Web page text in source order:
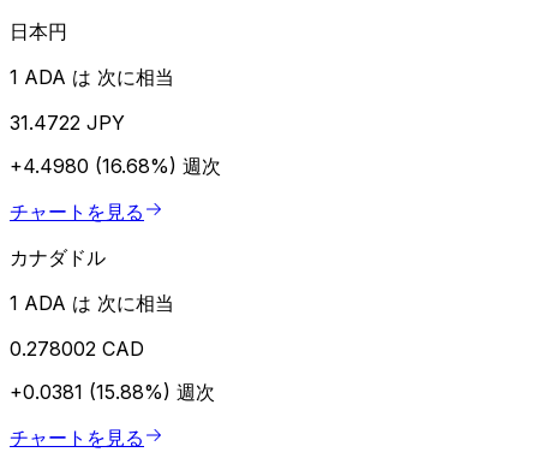
日本円
1 ADA は 次に相当
31.4722 JPY
+4.4980 (16.68%) 週次
チャートを見る
カナダドル
1 ADA は 次に相当
0.278002 CAD
+0.0381 (15.88%) 週次
チャートを見る